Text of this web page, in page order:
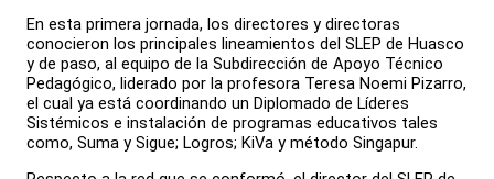
En esta primera jornada, los directores y directoras
conocieron los principales lineamientos del SLEP de Huasco
y de paso, al equipo de la Subdirección de Apoyo Técnico
Pedagógico, liderado por la profesora Teresa Noemi Pizarro,
el cual ya está coordinando un Diplomado de Líderes
Sistémicos e instalación de programas educativos tales
como, Suma y Sigue; Logros; KiVa y método Singapur.